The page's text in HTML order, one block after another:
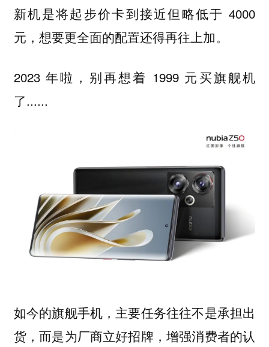
新机是将起步价卡到接近但略低于 4000
元，想要更全面的配置还得再往上加。
2023 年啦，别再想着 1999 元买旗舰机
了......
如今的旗舰手机，主要任务往往不是承担出
货，而是为厂商立好招牌，增强消费者的认